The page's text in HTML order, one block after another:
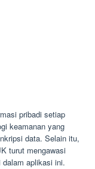
pribadi setiap
keamanan yang
data. Selain itu,
turut mengawasi
aplikasi ini.